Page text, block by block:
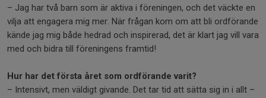
– Jag har två barn som är aktiva i föreningen, och det väckte en
vilja att engagera mig mer. När frågan kom om att bli ordförande
kände jag mig både hedrad och inspirerad, det är klart jag vill vara
med och bidra till föreningens framtid!
Hur har det första året som ordförande varit?
– Intensivt, men väldigt givande. Det tar tid att sätta sig in i allt –